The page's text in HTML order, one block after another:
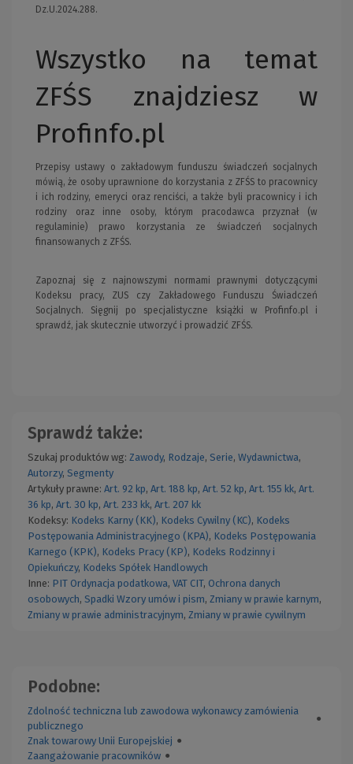
Dz.U.2024.288.
Wszystko na temat
ZFŚS znajdziesz w
Profinfo.pl
Przepisy ustawy o zakładowym funduszu świadczeń socjalnych
mówią, że osoby uprawnione do korzystania z ZFŚS to pracownicy
i ich rodziny, emeryci oraz renciści, a także byli pracownicy i ich
rodziny oraz inne osoby, którym pracodawca przyznał (w
regulaminie) prawo korzystania ze świadczeń socjalnych
finansowanych z ZFŚS.
Zapoznaj się z najnowszymi normami prawnymi dotyczącymi
Kodeksu pracy, ZUS czy Zakładowego Funduszu Świadczeń
Socjalnych. Sięgnij po specjalistyczne książki w Profinfo.pl i
sprawdź, jak skutecznie utworzyć i prowadzić ZFŚS.
Sprawdź także:
Szukaj produktów wg: Zawody, Rodzaje, Serie, Wydawnictwa,
Autorzy, Segmenty
Artykuły prawne: Art. 92 kp, Art. 188 kp, Art. 52 kp, Art. 155 kk, Art.
36 kp, Art. 30 kp, Art. 233 kk, Art. 207 kk
Kodeksy: Kodeks Karny (KK), Kodeks Cywilny (KC), Kodeks
Postępowania Administracyjnego (KPA), Kodeks Postępowania
Karnego (KPK), Kodeks Pracy (KP), Kodeks Rodzinny i
Opiekuńczy, Kodeks Spółek Handlowych
Inne: PIT Ordynacja podatkowa, VAT CIT, Ochrona danych
osobowych, Spadki Wzory umów i pism, Zmiany w prawie karnym,
Zmiany w prawie administracyjnym, Zmiany w prawie cywilnym
Podobne:
Zdolność techniczna lub zawodowa wykonawcy zamówienia
publicznego
●
Znak towarowy Unii Europejskiej ●
Zaangażowanie pracowników ●